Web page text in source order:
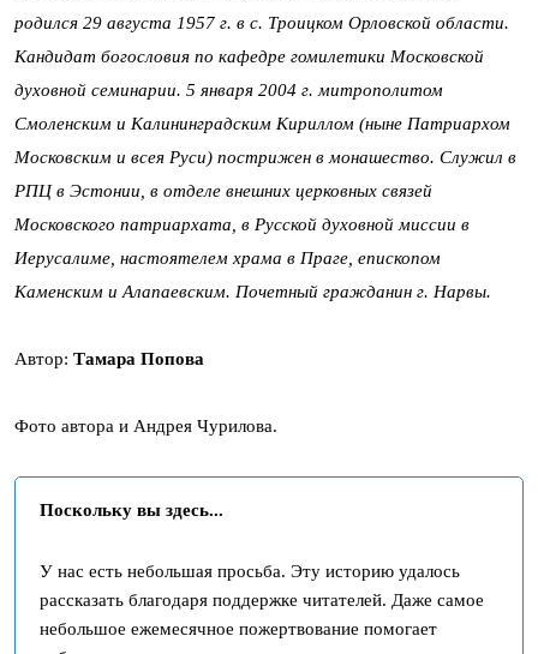
родился 29 августа 1957 г. в с. Троицком Орловской области.
Кандидат богословия по кафедре гомилетики Московской
духовной семинарии. 5 января 2004 г. митрополитом
Смоленским и Калининградским Кириллом (ныне Патриархом
Московским и всея Руси) пострижен в монашество. Служил в
РПЦ в Эстонии, в отделе внешних церковных связей
Московского патриархата, в Русской духовной миссии в
Иерусалиме, настоятелем храма в Праге, епископом
Каменским и Алапаевским. Почетный гражданин г. Нарвы.
Автор: Тамара Попова
Фото автора и Андрея Чурилова.
Поскольку вы здесь...
У нас есть небольшая просьба. Эту историю удалось
рассказать благодаря поддержке читателей. Даже самое
небольшое ежемесячное пожертвование помогает